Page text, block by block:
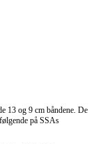
13 og 9 cm båndene. De
på SSAs